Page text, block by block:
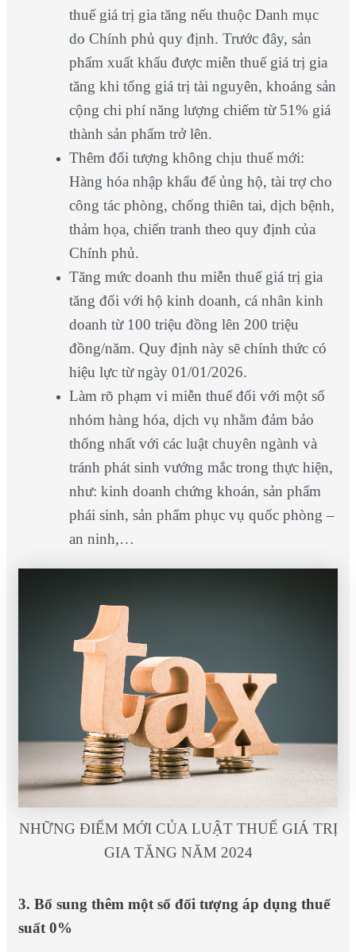
thuế giá trị gia tăng nếu thuộc Danh mục
do Chính phủ quy định. Trước đây, sản
phẩm xuất khẩu được miễn thuế giá trị gia
tăng khi tổng giá trị tài nguyên, khoáng sản
cộng chi phí năng lượng chiếm từ 51% giá
thành sản phẩm trở lên.
Thêm đối tượng không chịu thuế mới:
Hàng hóa nhập khẩu để ủng hộ, tài trợ cho
công tác phòng, chống thiên tai, dịch bệnh,
thảm họa, chiến tranh theo quy định của
Chính phủ.
Tăng mức doanh thu miễn thuế giá trị gia
tăng đối với hộ kinh doanh, cá nhân kinh
doanh từ 100 triệu đồng lên 200 triệu
đồng/năm. Quy định này sẽ chính thức có
hiệu lực từ ngày 01/01/2026.
Làm rõ phạm vi miễn thuế đối với một số
nhóm hàng hóa, dịch vụ nhằm đảm bảo
thống nhất với các luật chuyên ngành và
tránh phát sinh vướng mắc trong thực hiện,
như: kinh doanh chứng khoán, sản phẩm
phái sinh, sản phẩm phục vụ quốc phòng –
an ninh,…
NHỮNG ĐIỂM MỚI CỦA LUẬT THUẾ GIÁ TRỊ
GIA TĂNG NĂM 2024
3. Bổ sung thêm một số đối tượng áp dụng thuế
suất 0%